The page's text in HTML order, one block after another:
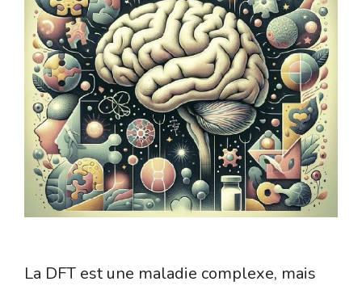
La DFT est une maladie complexe, mais